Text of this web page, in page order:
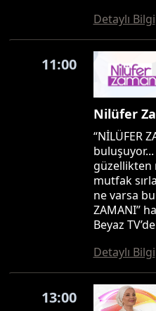
Detaylı Bilgi
11:00
Nilüfer
“NİLÜFER
güzellikten
mutfak
ne varsa
ZAMANI”
Beyaz
Detaylı Bilgi
13:00